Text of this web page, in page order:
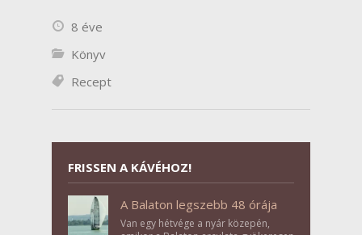
8 éve
Könyv
Recept
FRISSEN A KÁVÉHOZ!
A Balaton legszebb 48 órája
Van egy hétvége a nyár közepén,